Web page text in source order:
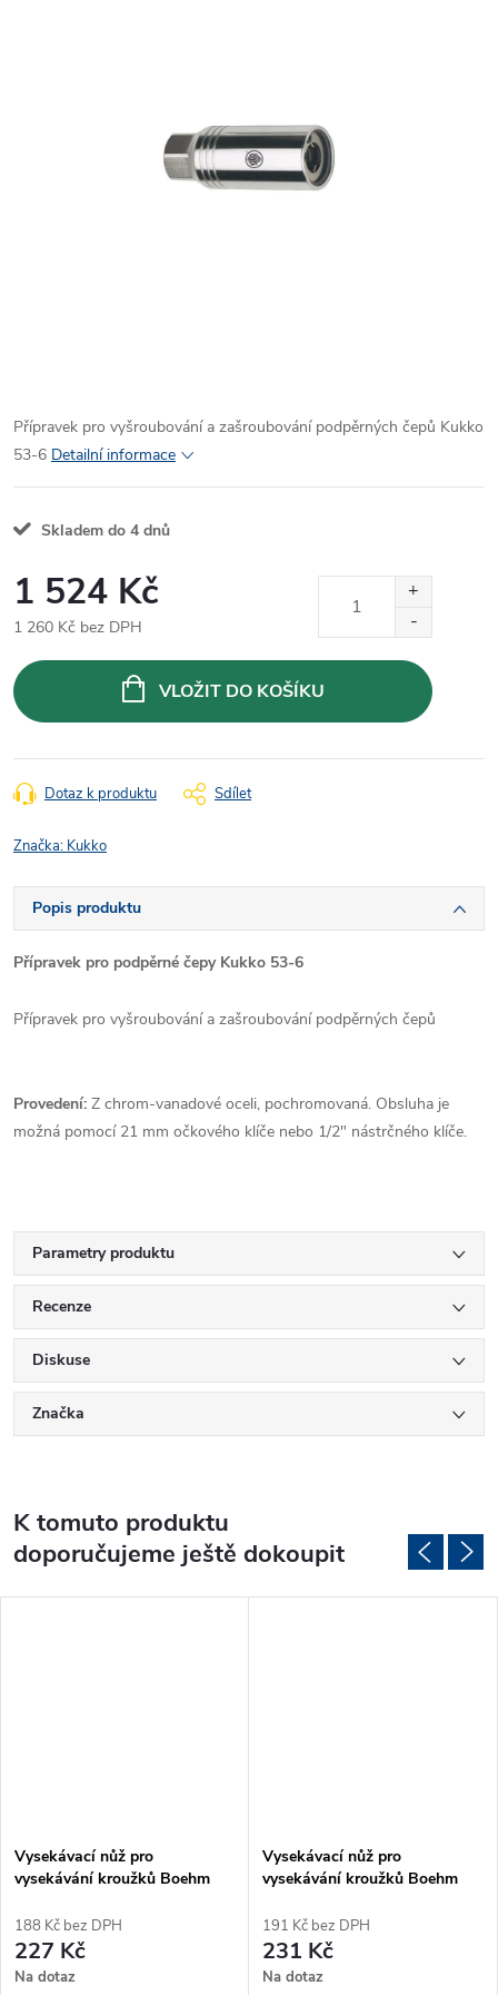
Přípravek pro vyšroubování a zašroubování podpěrných čepů Kukko
53-6 Detailní informace
Skladem do 4 dnů
1 524 Kč
1 260 Kč bez DPH
cena:
VLOŽIT DO KOŠÍKU
Dotaz k produktu Sdílet
Značka: Kukko
Popis produktu
Přípravek pro podpěrné čepy Kukko 53-6
Přípravek pro vyšroubování a zašroubování podpěrných čepů
Provedení: Z chrom-vanadové oceli, pochromovaná. Obsluha je
možná pomocí 21 mm očkového klíče nebo 1/2" nástrčného klíče.
Parametry produktu
Recenze
Diskuse
Značka
K tomuto produktu
doporučujeme ještě dokoupit
Vysekávací nůž pro
vysekávání kroužků Boehm
188 Kč bez DPH
227 Kč
Na dotaz
Vysekávací nůž pro
vysekávání kroužků Boehm
191 Kč bez DPH
231 Kč
Na dotaz